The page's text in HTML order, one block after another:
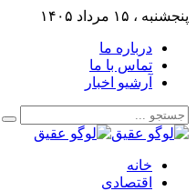
پنجشنبه ، ۱۵ مرداد ۱۴۰۵
درباره ما
تماس با ما
آرشیو اخبار
خانه
اقتصادی